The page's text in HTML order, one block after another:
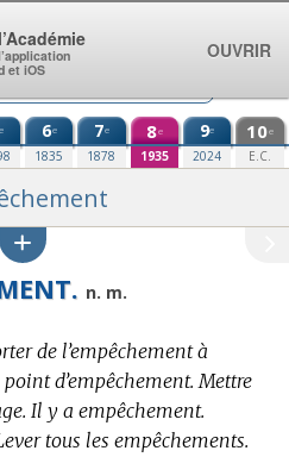
e 6e
1835
7e
1878
8e
1935
9e
2024
10e
E.C.
n. m.
de l’empêchement à
point d’empêchement. Mettre
Il y a empêchement.
tous les empêchements.
et iOS
OUVRIR